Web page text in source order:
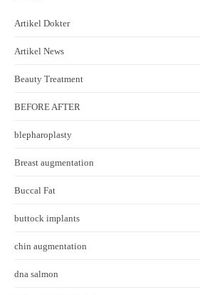
Artikel Dokter
Artikel News
Beauty Treatment
BEFORE AFTER
blepharoplasty
Breast augmentation
Buccal Fat
buttock implants
chin augmentation
dna salmon